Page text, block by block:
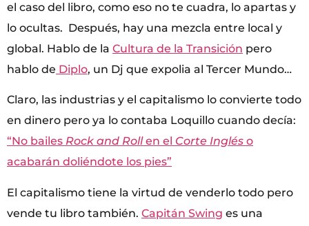
el caso del libro, como eso no te cuadra, lo apartas y
lo ocultas. Después, hay una mezcla entre local y
global. Hablo de la Cultura de la Transición pero
hablo de Diplo, un Dj que expolia al Tercer Mundo…
Claro, las industrias y el capitalismo lo convierte todo
en dinero pero ya lo contaba Loquillo cuando decía:
“No bailes Rock and Rollen el Corte Inglés o
acabarán doliéndote los pies”
El capitalismo tiene la virtud de venderlo todo pero
vende tu libro también. Capitán Swing es una